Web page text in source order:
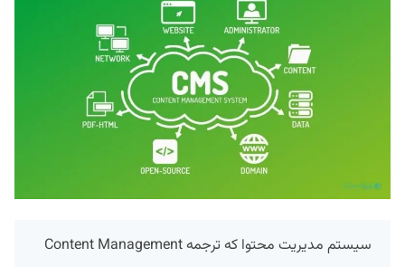
سیستم مدیریت محتوا که ترجمه Content Management